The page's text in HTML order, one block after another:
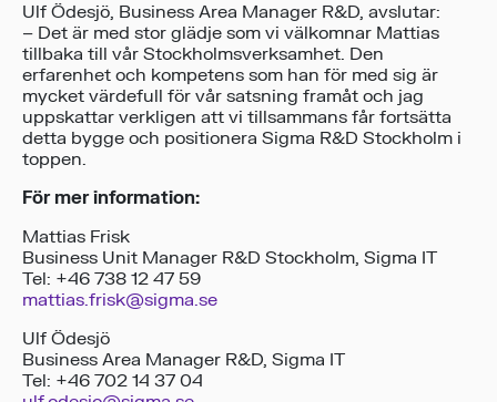
Ulf Ödesjö, Business Area Manager R&D, avslutar:
– Det är med stor glädje som vi välkomnar Mattias
tillbaka till vår Stockholmsverksamhet. Den
erfarenhet och kompetens som han för med sig är
mycket värdefull för vår satsning framåt och jag
uppskattar verkligen att vi tillsammans får fortsätta
detta bygge och positionera Sigma R&D Stockholm i
toppen.
För mer information:
Mattias Frisk
Business Unit Manager R&D Stockholm, Sigma IT
Tel: +46 738 12 47 59
mattias.frisk@sigma.se
Ulf Ödesjö
Business Area Manager R&D, Sigma IT
Tel: +46 702 14 37 04